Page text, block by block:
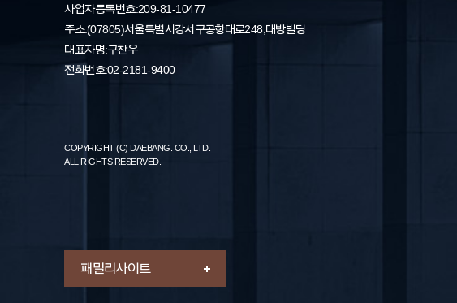
사업자등록번호: 209-81-10477
주소 : (07805) 서울특별시 강서구 공항대로 248, 대방빌딩
대표자명 : 구찬우
전화번호 : 02-2181-9400
COPYRIGHT (C) DAEBANG. CO., LTD.
ALL RIGHTS RESERVED.
패밀리 사이트